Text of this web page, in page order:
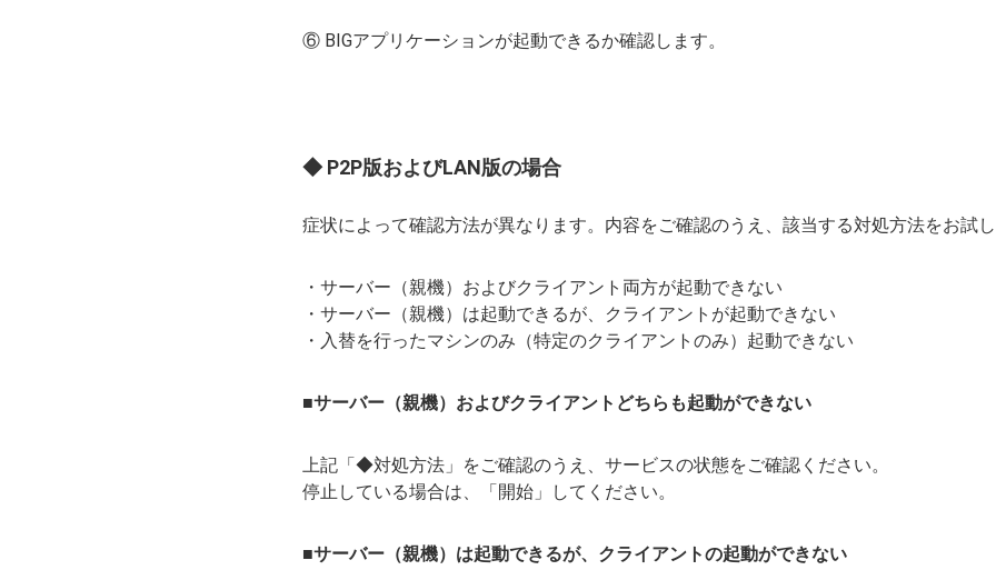
⑥ BIGアプリケーションが起動できるか確認します。
◆ P2P版およびLAN版の場合
症状によって確認方法が異なります。内容をご確認のうえ、該当する対処方法をお試
・サーバー（親機）およびクライアント両方が起動できない
・サーバー（親機）は起動できるが、クライアントが起動できない
・入替を行ったマシンのみ（特定のクライアントのみ）起動できない
■サーバー（親機）およびクライアントどちらも起動ができない
上記「◆対処方法」をご確認のうえ、サービスの状態をご確認ください。
停止している場合は、「開始」してください。
■サーバー（親機）は起動できるが、クライアントの起動ができない